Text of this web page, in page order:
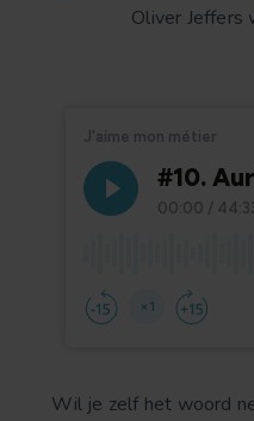
Oliver Jeffers
Wil je zelf het woord